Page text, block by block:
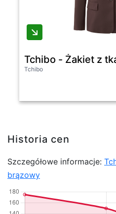
Tchibo - Żakiet z
Tchibo
Historia cen
Szczegółowe informacje:
brązowy